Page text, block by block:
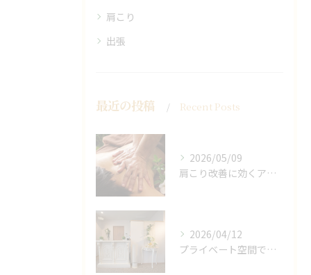
肩こり
出張
最近の投稿 Recent Posts
2026/05/09
肩こり改善に効くアロマリンパの手技と効果
2026/04/12
プライベート空間で極上アロマリンパケアの効果